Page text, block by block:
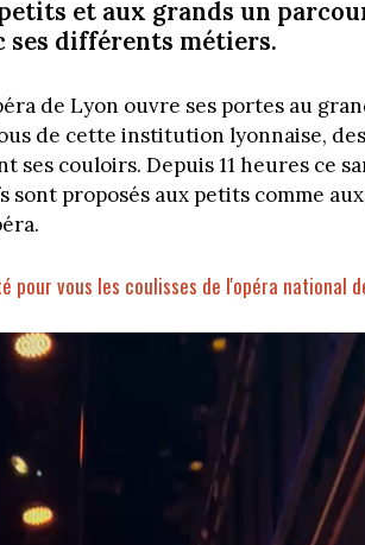
et aux grands un
ses différents métiers.
de Lyon ouvre ses portes au
de cette institution lyonnaise,
ses couloirs. Depuis 11 heures ce
proposés aux petits comme
pour vous les coulisses de l'opéra national